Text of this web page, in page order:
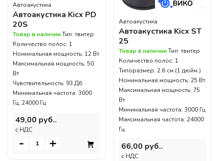
Автоакустика
Автоакустика Kicx PD
20S
Товар в наличииТип: твитер
Количество полос: 1
Номинальная мощность: 12 Вт
Максимальная мощность: 50
Вт
Чувствительность: 93 Дб
Минимальная частота: 3000
Гц, 24000 Гц
49,00 руб..
c НДС
- +
Автоакустика
Автоакустика Kicx ST
25
Товар в наличииТип: твитер
Количество полос: 1
Типоразмер: 2.6 см (1 дюйм.)
Номинальная мощность: 25 Вт
Максимальная мощность: 75
Вт
Минимальная частота: 3000 Гц
Максимальная частота: 24000
Гц
66,00 руб..
c НДС